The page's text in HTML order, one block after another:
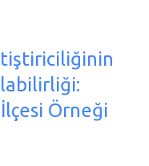
üretimi, esrar
sentetik liflerin
gerilemiş ve ülkemizde
kâğıt, biyoyakıt,
Örneği